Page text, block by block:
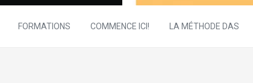
FORMATIONS COMMENCE ICI! LA MÉTHODE DAS